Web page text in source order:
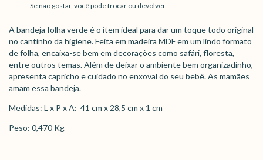
Se não gostar, você pode trocar ou devolver.
A bandeja folha verde é o item ideal para dar um toque todo original
no cantinho da higiene. Feita em madeira MDF em um lindo formato
de folha, encaixa-se bem em decorações como safári, floresta,
entre outros temas. Além de deixar o ambiente bem organizadinho,
apresenta capricho e cuidado no enxoval do seu bebê. As mamães
amam essa bandeja.
Medidas: L x P x A: 41 cm x 28,5 cm x 1 cm
Peso: 0,470 Kg